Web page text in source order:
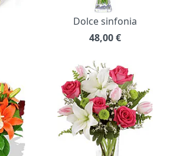
Dolce sinfonia
48,00€